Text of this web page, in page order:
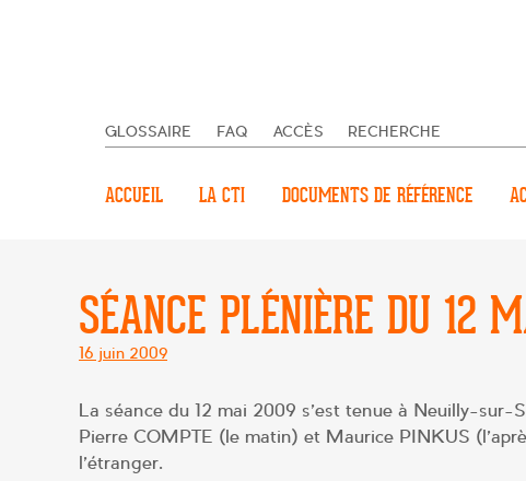
GLOSSAIRE FAQ ACCÈS RECHERCHE
ACCUEIL LA CTI DOCUMENTS DE RÉFÉRENCE
SÉANCE PLÉNIÈRE DU 12
Posté
16 juin 2009
La séance du 12 mai 2009 s’est tenue à Neuilly-sur-
Pierre COMPTE (le matin) et Maurice PINKUS
l’étranger.